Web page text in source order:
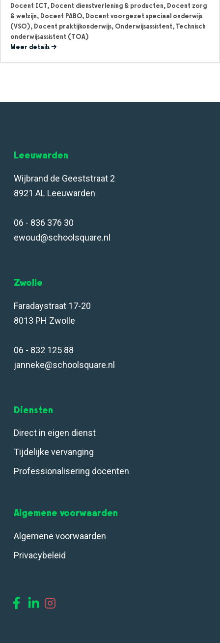
Docent ICT Docent dienstverlening & producten Docent zorg
& welzijn Docent PABO Docent voorgezet speciaal onderwijs
(VSO) Docent praktijkonderwijs Onderwijsassistent Technisch
onderwijsassistent (TOA)
Meer details
Leeuwarden
Wijbrand de Geeststraat 2
8921 AL Leeuwarden
06 - 836 376 30
ewoud@schoolsquare.nl
Zwolle
Faradaystraat 17-20
8013 PH Zwolle
06 - 832 125 88
janneke@schoolsquare.nl
Diensten
Direct in eigen dienst
Tijdelijke vervanging
Professionalisering docenten
Algemene voorwaarden
Algemene voorwaarden
Privacybeleid